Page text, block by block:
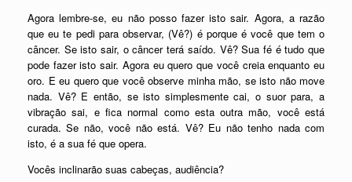
Agora lembre-se, eu não posso fazer isto sair. Agora, a razão
que eu te pedi para observar, (Vê?) é porque é você que tem o
câncer. Se isto sair, o câncer terá saído. Vê? Sua fé é tudo que
pode fazer isto sair. Agora eu quero que você creia enquanto eu
oro. E eu quero que você observe minha mão, se isto não move
nada. Vê? E então, se isto simplesmente cai, o suor para, a
vibração sai, e fica normal como esta outra mão, você está
curada. Se não, você não está. Vê? Eu não tenho nada com
isto, é a sua fé que opera.
Vocês inclinarão suas cabeças, audiência?